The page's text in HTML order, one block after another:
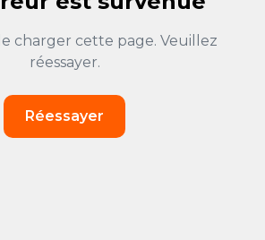
charger cette page. Veuillez
réessayer.
Réessayer